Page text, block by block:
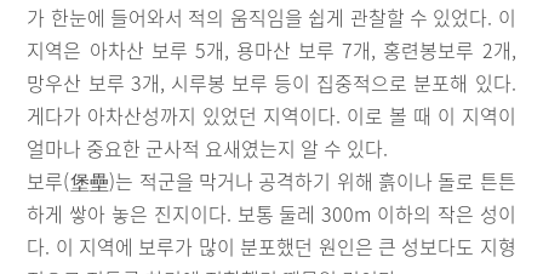
가 한눈에 들어와서 적의 움직임을 쉽게 관찰할 수 있었다. 이
지역은 아차산 보루 5개, 용마산 보루 7개, 홍련봉보루 2개,
망우산 보루 3개, 시루봉 보루 등이 집중적으로 분포해 있다.
게다가 아차산성까지 있었던 지역이다. 이로 볼 때 이 지역이
얼마나 중요한 군사적 요새였는지 알 수 있다.
보루(堡壘)는 적군을 막거나 공격하기 위해 흙이나 돌로 튼튼
하게 쌓아 놓은 진지이다. 보통 둘레 300m 이하의 작은 성이
다. 이 지역에 보루가 많이 분포했던 원인은 큰 성보다도 지형